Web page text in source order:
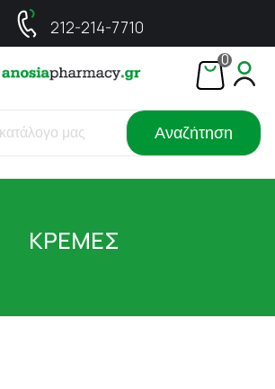
212-214-7710
0
Αναζήτηση
ΚΡΕΜΕΣ